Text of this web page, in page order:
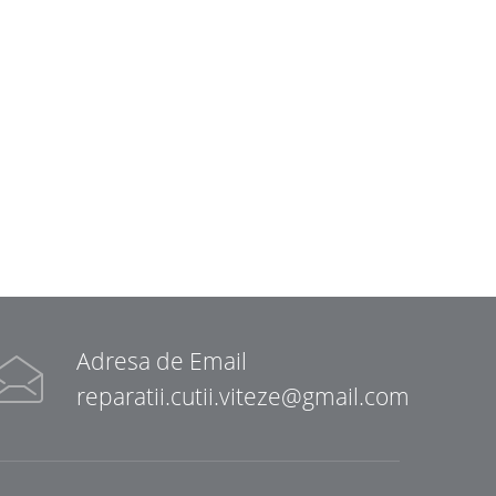
Adresa de Email
reparatii.cutii.viteze@gmail.com